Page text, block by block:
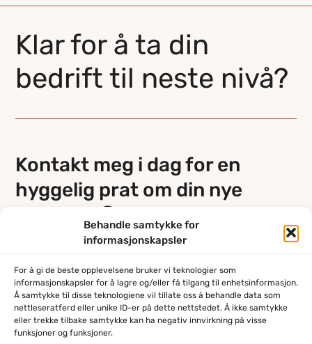
Behandle samtykke for
informasjonskapsler
For å gi de beste opplevelsene bruker vi teknologier som
informasjonskapsler for å lagre og/eller få tilgang til enhetsinformasjon.
Å samtykke til disse teknologiene vil tillate oss å behandle data som
nettleseratferd eller unike ID-er på dette nettstedet. Å ikke samtykke
eller trekke tilbake samtykke kan ha negativ innvirkning på visse
funksjoner og funksjoner.
Klar for å ta din
bedrift til neste nivå?
Kontakt meg i dag for en
hyggelig prat om din nye
nettside 😀